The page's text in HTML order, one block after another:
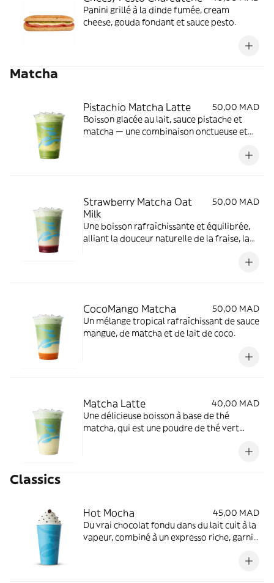
Panini grillé à la dinde fumée, cream
cheese, gouda fondant et sauce pesto.
Matcha
Pistachio Matcha Latte
50,00 MAD
Boisson glacée au lait, sauce pistache et
matcha — une combinaison onctueuse et
Strawberry Matcha Oat
Milk
50,00 MAD
Une boisson rafraîchissante et équilibrée,
alliant la douceur naturelle de la fraise, la
CocoMango Matcha
50,00 MAD
Un mélange tropical rafraîchissant de sauce
mangue, de matcha et de lait de coco.
Matcha Latte
40,00 MAD
Une délicieuse boisson à base de thé
matcha, qui est une poudre de thé vert
Classics
Hot Mocha
45,00 MAD
Du vrai chocolat fondu dans du lait cuit à la
vapeur, combiné à un expresso riche, garni